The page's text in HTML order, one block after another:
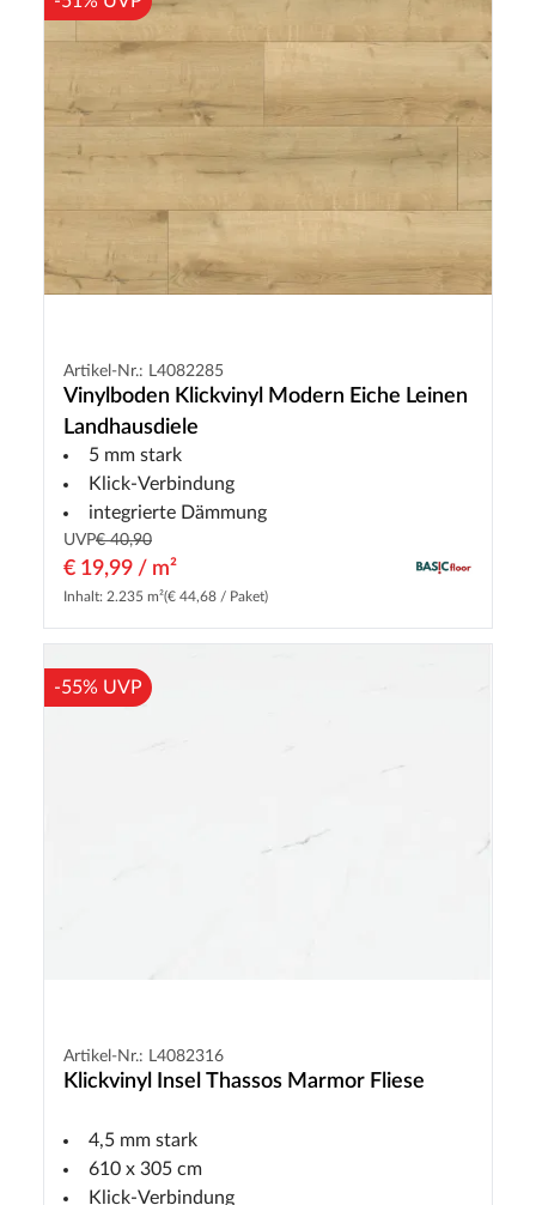
Artikel-Nr.: L4082285
Vinylboden Klickvinyl Modern Eiche Leinen
Landhausdiele
5 mm stark
Klick-Verbindung
integrierte Dämmung
UVP€ 40,90
€ 19,99 / m²
Inhalt: 2.235 m²(€ 44,68 / Paket)
-55% UVP
Artikel-Nr.: L4082316
Klickvinyl Insel Thassos Marmor Fliese
4,5 mm stark
610 x 305 cm
Klick-Verbindung